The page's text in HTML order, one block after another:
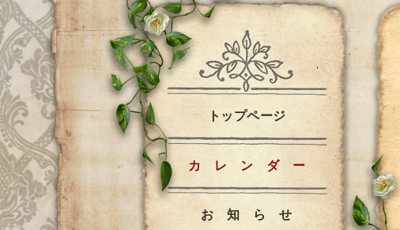
トップページ
カ レ ン ダ ー
お 知 ら せ